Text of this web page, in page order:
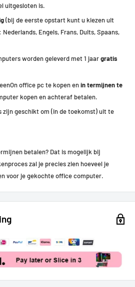
uitgesloten is.
(bij de eerste opstart kunt u kiezen uit
Engels, Frans, Duits, Spaans,
worden geleverd met 1 jaargratis
office pc te kopen enin termijnen te
kopen en achteraf betalen.
zijn geschikt om (in de toekomst) uit te
betalen? Dat is mogelijk bij
zal je precies zien hoeveel je
voor je gekochte office computer.